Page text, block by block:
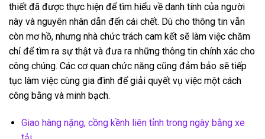
thiết đã được thực hiện để tìm hiểu về danh tính của người
này và nguyên nhân dẫn đến cái chết. Dù cho thông tin vẫn
còn mơ hồ, nhưng nhà chức trách cam kết sẽ làm việc chăm
chỉ để tìm ra sự thật và đưa ra những thông tin chính xác cho
công chúng. Các cơ quan chức năng cũng đảm bảo sẽ tiếp
tục làm việc cùng gia đình để giải quyết vụ việc một cách
công bằng và minh bạch.
Giao hàng nặng, cồng kềnh liên tỉnh trong ngày bằng xe